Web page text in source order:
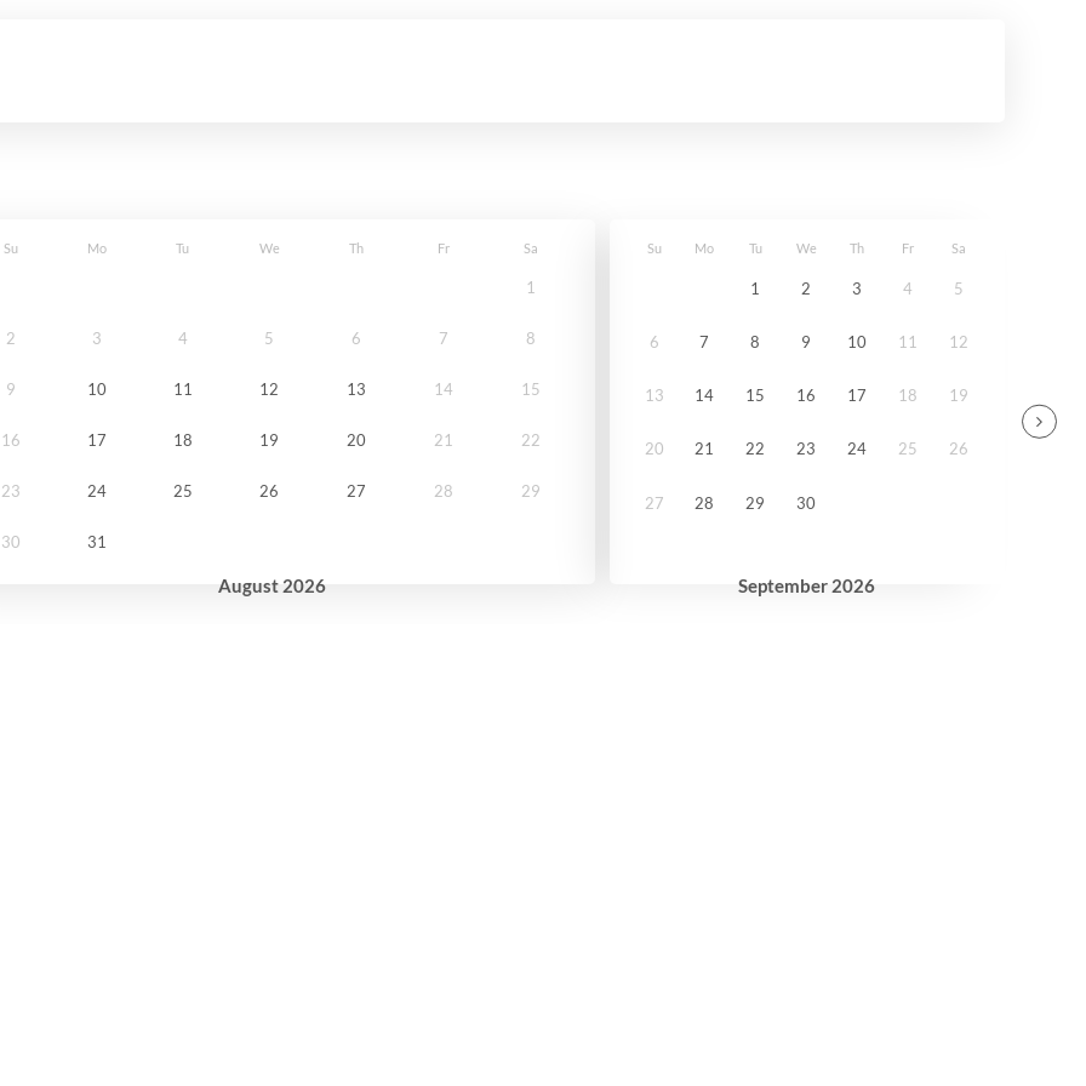
August 2026
Su Mo Tu We Th Fr Sa
1
2 3 4 5 6 7 8
9 10 11 12 13 14 15
16 17 18 19 20 21 22
23 24 25 26 27 28 29
30 31
September 2026
Su Mo Tu We Th Fr Sa
1 2 3 4 5
6 7 8 9 10 11 12
13 14 15 16 17 18 19
20 21 22 23 24 25 26
27 28 29 30